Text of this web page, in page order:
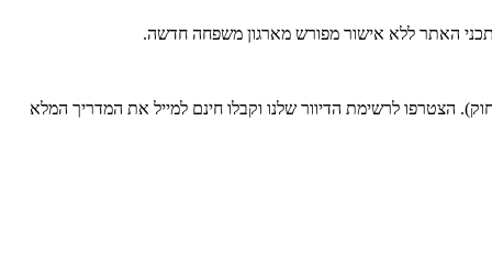
האתר ללא אישור מפורש מארגון משפחה חדשה.
הצטרפו לרשימת הדיוור שלנו וקבלו חינם למייל את המדריך המלא